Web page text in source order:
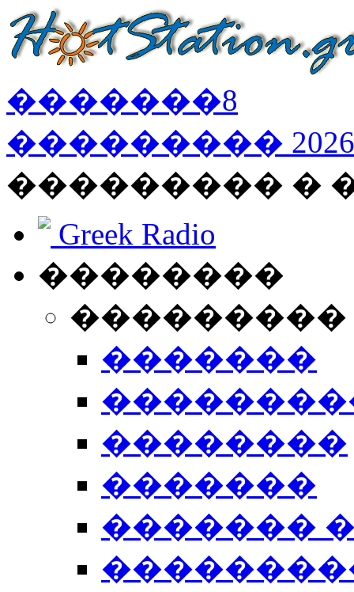
�������8
��������� 2026
��������� �
Greek Radio
��������
�������
��������
�������
�������